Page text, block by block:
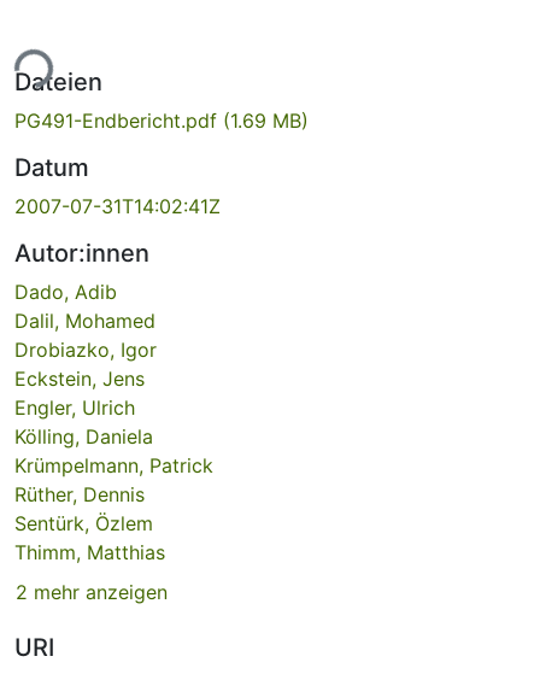
Dateien
PG491-Endbericht.pdf (1.69 MB)
Datum
2007-07-31T14:02:41Z
Autor:innen
Dado, Adib
Dalil, Mohamed
Drobiazko, Igor
Eckstein, Jens
Engler, Ulrich
Kölling, Daniela
Krümpelmann, Patrick
Rüther, Dennis
Sentürk, Özlem
Thimm, Matthias
2 mehr anzeigen
URI